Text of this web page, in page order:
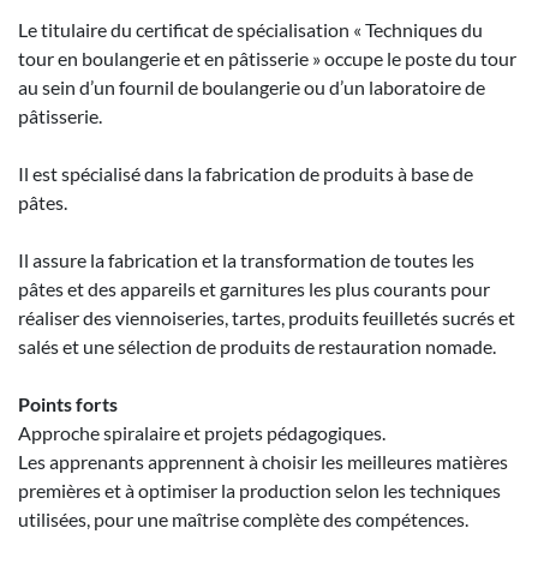
Le titulaire du certificat de spécialisation « Techniques du
tour en boulangerie et en pâtisserie » occupe le poste du tour
au sein d’un fournil de boulangerie ou d’un laboratoire de
pâtisserie.
Il est spécialisé dans la fabrication de produits à base de
pâtes.
Il assure la fabrication et la transformation de toutes les
pâtes et des appareils et garnitures les plus courants pour
réaliser des viennoiseries, tartes, produits feuilletés sucrés et
salés et une sélection de produits de restauration nomade.
Points forts
Approche spiralaire et projets pédagogiques.
Les apprenants apprennent à choisir les meilleures matières
premières et à optimiser la production selon les techniques
utilisées, pour une maîtrise complète des compétences.